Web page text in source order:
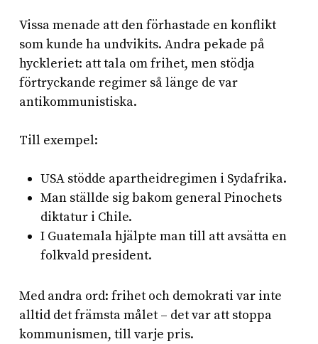
Vissa menade att den förhastade en konflikt
som kunde ha undvikits. Andra pekade på
hyckleriet: att tala om frihet, men stödja
förtryckande regimer så länge de var
antikommunistiska.
Till exempel:
USA stödde apartheidregimen i Sydafrika.
Man ställde sig bakom general Pinochets
diktatur i Chile.
I Guatemala hjälpte man till att avsätta en
folkvald president.
Med andra ord: frihet och demokrati var inte
alltid det främsta målet – det var att stoppa
kommunismen, till varje pris.